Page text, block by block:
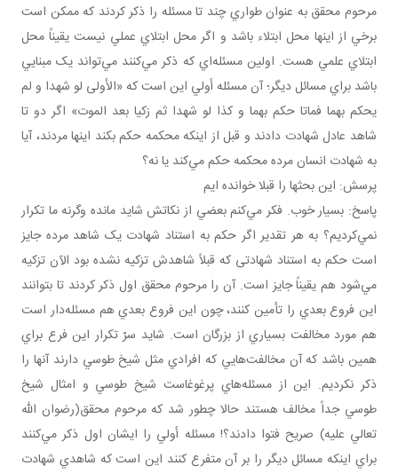
مرحوم محقق به عنوان طواري چند تا مسئله را ذکر کردند که ممکن است
برخي از اينها محل ابتلاء باشد و اگر محل ابتلاي عملي نيست يقيناً محل
ابتلاي علمي هست. اولين مسئله‌اي که ذکر مي‌کنند مي‌تواند يک مبنايي
باشد براي مسائل ديگر؛ آن مسئله أولي اين است که «الأولى لو شهدا و لم
يحكم بهما فماتا حكم بهما و كذا لو شهدا ثم زكيا بعد الموت» اگر دو تا
شاهد عادل شهادت دادند و قبل از اينکه محکمه حکم بکند اينها مردند، آيا
به شهادت انسان مرده محکمه حکم مي‌کند يا نه؟
پرسش: اين بحث­ها را قبلا خوانده ايم
پاسخ: بسيار خوب. فکر مي‌کنم بعضي از نکاتش شايد مانده وگرنه ما تکرار
نمي‌کرديم؟ به هر تقدير اگر حکم به استناد شهادت يک شاهد مرده جايز
است حکم به استناد شهادتی که قبلاً شاهدش تزکيه نشده بود الآن تزکيه
مي‌شود هم يقيناً جايز است. آن را مرحوم محقق اول ذکر کردند تا بتوانند
اين فروع بعدي را تأمين کنند، چون اين فروع بعدي هم مسئله‌دار است
هم مورد مخالفت بسياري از بزرگان است. شايد سرّ تکرار اين فرع براي
همين باشد که آن مخالفت‌هايي که افرادي مثل شيخ طوسي دارند آنها را
ذکر نکرديم. اين از مسئله‌هاي پرغوغاست شيخ طوسي و امثال شيخ
طوسي جداً مخالف هستند حالا چطور شد که مرحوم محقق(رضوان الله
تعالي عليه) صريح فتوا دادند؟! مسئله أولي را ايشان اول ذکر مي‌کنند
براي اينکه مسائل ديگر را بر آن متفرع کنند اين است که شاهدي شهادت